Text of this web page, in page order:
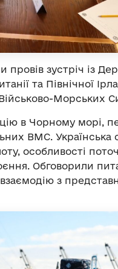
провів зустріч із
та Північної
Морських
в Чорному морі,
ВМС. Українська
особливості
Обговорили
з